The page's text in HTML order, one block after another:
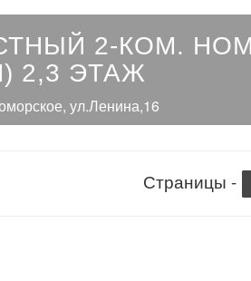
2-КОМ.
2,3 ЭТАЖ
ул.Ленина,16
Страницы -